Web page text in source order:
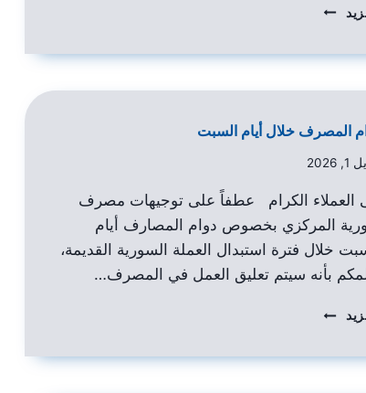
المصرف خلال أيام السبت
2026
العملاء الكرام عطفاً على توجيهات مصرف
المركزي بخصوص دوام المصارف أيام
خلال فترة استبدال العملة السورية القديمة،
بأنه سيتم تعليق العمل في المصرف…